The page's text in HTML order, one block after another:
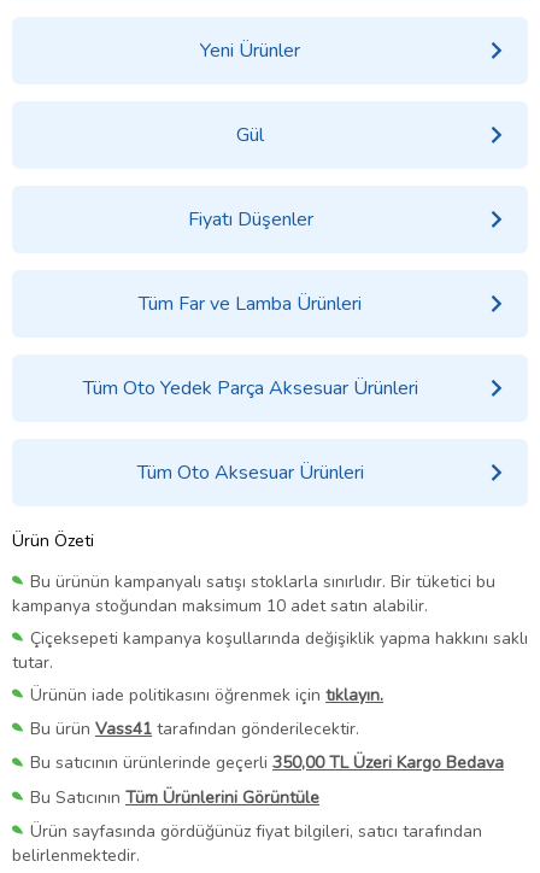
Yeni Ürünler
Gül
Fiyatı Düşenler
Tüm Far ve Lamba Ürünleri
Tüm Oto Yedek Parça Aksesuar Ürünleri
Tüm Oto Aksesuar Ürünleri
Ürün Özeti
Bu ürünün kampanyalı satışı stoklarla sınırlıdır. Bir tüketici bu
kampanya stoğundan maksimum 10 adet satın alabilir.
Çiçeksepeti kampanya koşullarında değişiklik yapma hakkını saklı
tutar.
Ürünün iade politikasını öğrenmek için tıklayın.
Bu ürün Vass41 tarafından gönderilecektir.
Bu satıcının ürünlerinde geçerli 350,00 TL Üzeri Kargo Bedava
Bu Satıcının Tüm Ürünlerini Görüntüle
Ürün sayfasında gördüğünüz fiyat bilgileri, satıcı tarafından
belirlenmektedir.